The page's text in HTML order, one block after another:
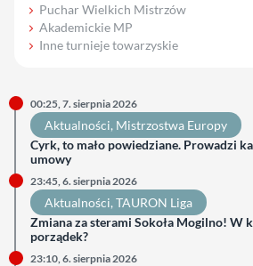
Puchar Wielkich Mistrzów
Akademickie MP
Inne turnieje towarzyskie
00:25, 7. sierpnia 2026
Aktualności, Mistrzostwa Europy
Cyrk, to mało powiedziane. Prowadzi
umowy
23:45, 6. sierpnia 2026
Aktualności, TAURON Liga
Zmiana za sterami Sokoła Mogilno! W
porządek?
23:10, 6. sierpnia 2026